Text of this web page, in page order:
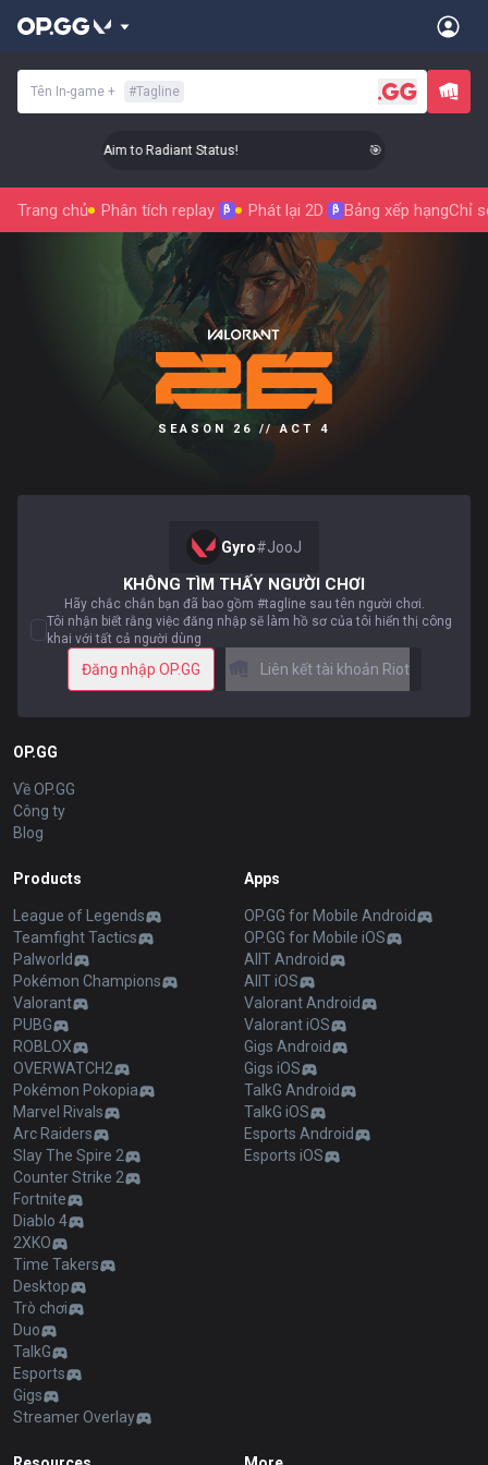
Tên In-game + #Tagline
Level Up Your Aim to Radiant Status! 🎯 Level Up Your
Trang chủ Phân tích replay β Phát lại 2D β Bảng xếp hạngChỉ
SEASON 26 // ACT 4
Gyro#JooJ
KHÔNG TÌM THẤY NGƯỜI CHƠI
Hãy chắc chắn bạn đã bao gồm #tagline sau tên người chơi.
Tôi nhận biết rằng việc đăng nhập sẽ làm hồ sơ của tôi hiển thị công
khai với tất cả người dùng
Đăng nhập OP.GG Liên kết tài khoản Riot
OP.GG
Về OP.GG
Công ty
Blog
Products
League of Legends
Teamfight Tactics
Palworld
Pokémon Champions
Valorant
PUBG
ROBLOX
OVERWATCH2
Pokémon Pokopia
Marvel Rivals
Arc Raiders
Slay The Spire 2
Counter Strike 2
Fortnite
Diablo 4
2XKO
Time Takers
Desktop
Trò chơi
Duo
TalkG
Esports
Gigs
Streamer Overlay
Apps
OP.GG for Mobile Android
OP.GG for Mobile iOS
AllT Android
AllT iOS
Valorant Android
Valorant iOS
Gigs Android
Gigs iOS
TalkG Android
TalkG iOS
Esports Android
Esports iOS